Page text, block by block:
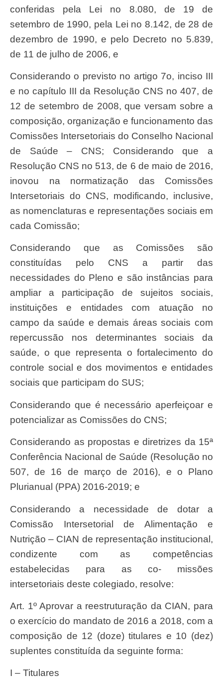
conferidas pela Lei no 8.080, de 19 de
setembro de 1990, pela Lei no 8.142, de 28 de
dezembro de 1990, e pelo Decreto no 5.839,
de 11 de julho de 2006, e
Considerando o previsto no artigo 7o, inciso III
e no capítulo III da Resolução CNS no 407, de
12 de setembro de 2008, queversam sobre a
composição, organização e funcionamento das
Comissões Intersetoriais do Conselho Nacional
de Saúde – CNS; Considerando que a
Resolução CNS no 513, de 6 de maio de 2016,
inovou na normatização das Comissões
Intersetoriais do CNS, modificando, inclusive,
as nomenclaturas e representações sociais em
cada Comissão;
Considerando que as Comissões são
constituídas pelo CNS a partir das
necessidades do Pleno e são instâncias para
ampliar a participação de sujeitos sociais,
instituições e entidades com atuação no
campo da saúde e demais áreas sociais com
repercussão nos determinantes sociais da
saúde, o que representa o fortalecimento do
controle social e dos movimentos e entidades
sociais que participam do SUS;
Considerando que é necessário aperfeiçoar e
potencializar as Comissões do CNS;
Considerando as propostas e diretrizes da 15ª
Conferência Nacional de Saúde (Resolução no
507, de 16 de março de 2016), e o Plano
Plurianual (PPA) 2016-2019; e
Considerando a necessidade de dotar a
Comissão Intersetorial de Alimentação e
Nutrição – CIAN de representação institucional,
condizente com as competências
estabelecidas para as co- missões
intersetoriais deste colegiado, resolve:
Art. 1º Aprovar a reestruturação da CIAN, para
o exercício do mandato de 2016 a 2018, com a
composição de 12 (doze) titulares e 10 (dez)
suplentes constituída da seguinte forma:
I – Titulares